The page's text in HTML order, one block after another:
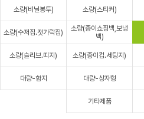
소량(비닐봉투) 소량(스티커)
소량(수저집.젓가락집)
소량(종이쇼핑백,보냉
백)
소량(슬리브.띠지) 소량(종이컵.세팅지)
대량-합지 대량-상자형
기타제품